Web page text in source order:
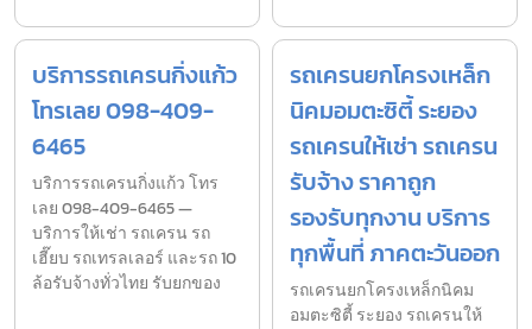
บริการรถเครนกิ่งแก้ว
โทรเลย 098-409-
6465
บริการรถเครนกิ่งแก้ว โทร
เลย 098-409-6465 —
บริการให้เช่า รถเครน รถ
เฮี๊ยบ รถเทรลเลอร์ และรถ 10
ล้อรับจ้างทั่วไทย รับยกของ
รถเครนยกโครงเหล็ก
นิคมอมตะซิตี้ ระยอง
รถเครนให้เช่า รถเครน
รับจ้าง ราคาถูก
รองรับทุกงาน บริการ
ทุกพื้นที่ ภาคตะวันออก
รถเครนยกโครงเหล็กนิคม
อมตะซิตี้ ระยอง รถเครนให้